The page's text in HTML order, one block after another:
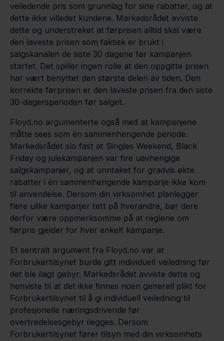
veiledende pris som grunnlag for sine rabatter, og at
dette ikke villedet kundene. Markedsrådet avviste
dette og understreket at førprisen alltid skal være
den laveste prisen som faktisk er brukt i
salgskanalen de siste 30 dagene før kampanjen
startet. Det spiller ingen rolle at den oppgitte prisen
har vært benyttet den største delen av tiden. Den
korrekte førprisen er den laveste prisen fra den siste
30-dagersperioden før salget.
Floyd.no argumenterte også med at kampanjene
måtte sees som én sammenhengende periode.
Markedsrådet slo fast at Singles Weekend, Black
Friday og julekampanjen var fire uavhengige
salgskampanjer, og at unntaket for gradvis økte
rabatter i én sammenhengende kampanje ikke kom
til anvendelse. Dersom din virksomhet planlegger
flere ulike kampanjer tett på hverandre, bør dere
derfor være oppmerksomme på at reglene om
førpris gjelder for hver enkelt kampanje.
Et sentralt argument fra Floyd.no var at
Forbrukertilsynet burde gitt individuell veiledning før
det ble ilagt gebyr. Markedsrådet avviste dette og
henviste til at det ikke finnes noen generell plikt for
Forbrukertilsynet til å gi individuell veiledning til
profesjonelle næringsdrivende før
overtredelsesgebyr ilegges. Dersom
Forbrukertilsynet fører tilsyn med din virksomhets